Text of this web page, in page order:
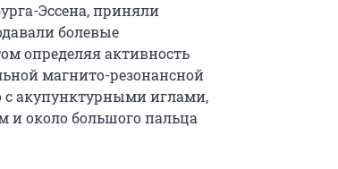
Эссена, приняли
болевые
определяя активность
магнито-резонансной
с акупунктурными иглами,
около большого пальца